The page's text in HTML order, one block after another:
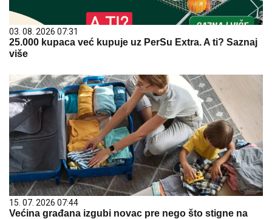
03. 08. 2026 07:31
25.000 kupaca već kupuje uz PerSu Extra. A ti? Saznaj
više
15. 07. 2026 07:44
Većina građana izgubi novac pre nego što stigne na